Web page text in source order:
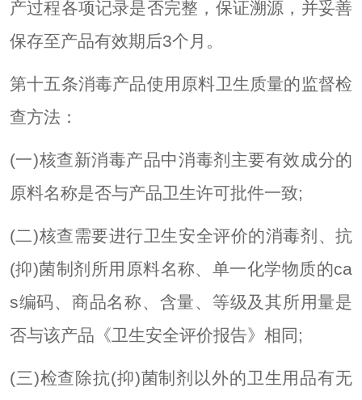
产过程各项记录是否完整，保证溯源，并妥善
保存至产品有效期后3个月。
第十五条消毒产品使用原料卫生质量的监督检
查方法：
(一)核查新消毒产品中消毒剂主要有效成分的
原料名称是否与产品卫生许可批件一致;
(二)核查需要进行卫生安全评价的消毒剂、抗
(抑)菌制剂所用原料名称、单一化学物质的ca
s编码、商品名称、含量、等级及其所用量是
否与该产品《卫生安全评价报告》相同;
(三)检查除抗(抑)菌制剂以外的卫生用品有无